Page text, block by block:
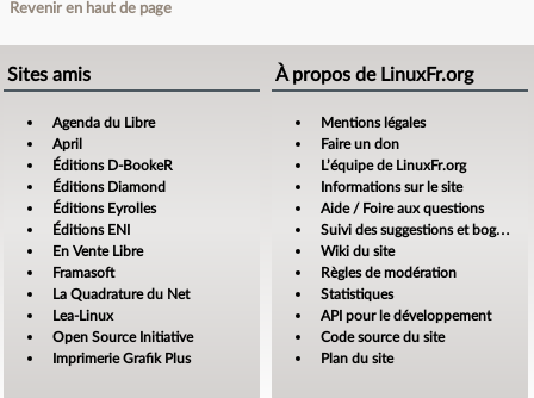
Revenir en haut de page
Sites amis
Agenda du Libre
April
Éditions D-BookeR
Éditions Diamond
Éditions Eyrolles
Éditions ENI
En Vente Libre
Framasoft
La Quadrature du Net
Lea-Linux
Open Source Initiative
Imprimerie Grafik Plus
À propos de LinuxFr.org
Mentions légales
Faire un don
L’équipe de LinuxFr.org
Informations sur le site
Aide / Foire aux questions
Suivi des suggestions et bogues
Wiki du site
Règles de modération
Statistiques
API pour le développement
Code source du site
Plan du site